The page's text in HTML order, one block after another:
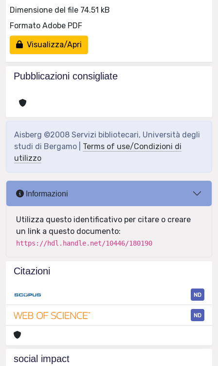
Dimensione del file 74.51 kB
Formato Adobe PDF
Visualizza/Apri
Pubblicazioni consigliate
Aisberg ©2008 Servizi bibliotecari, Università degli
studi di Bergamo | Terms of use/Condizioni di
utilizzo
Informazioni
Utilizza questo identificativo per citare o creare
un link a questo documento:
https://hdl.handle.net/10446/180190
Citazioni
ND
ND
social impact